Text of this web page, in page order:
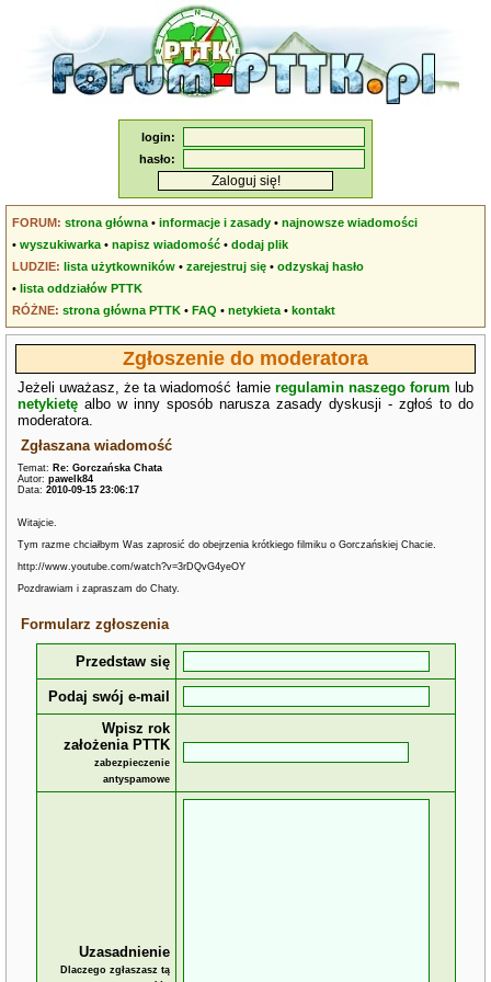
login:
hasło:
FORUM: strona główna •informacje i zasady •najnowsze wiadomości
•wyszukiwarka •napisz wiadomość •dodaj plik
LUDZIE: lista użytkowników •zarejestruj się •odzyskaj hasło
•lista oddziałów PTTK
RÓŻNE: strona główna PTTK •FAQ •netykieta •kontakt
Zgłoszenie do moderatora
Jeżeli uważasz, że ta wiadomość łamie regulamin naszego forum lub
netykietę albo w inny sposób narusza zasady dyskusji - zgłoś to do
moderatora.
Zgłaszana wiadomość
Temat: Re: Gorczańska Chata
Autor:pawelk84
Data:2010-09-15 23:06:17
Witajcie.
Tym razme chciałbym Was zaprosić do obejrzenia krótkiego filmiku o Gorczańskiej Chacie.
http://www.youtube.com/watch?v=3rDQvG4yeOY
Pozdrawiam i zapraszam do Chaty.
Formularz zgłoszenia
Przedstaw się
Podaj swój e-mail
Wpisz rok
założenia PTTK
zabezpieczenie
antyspamowe
Uzasadnienie
Dlaczego zgłaszasz tą